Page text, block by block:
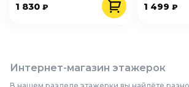
1 830 ₽ 1 499₽
Интернет-магазин этажерок